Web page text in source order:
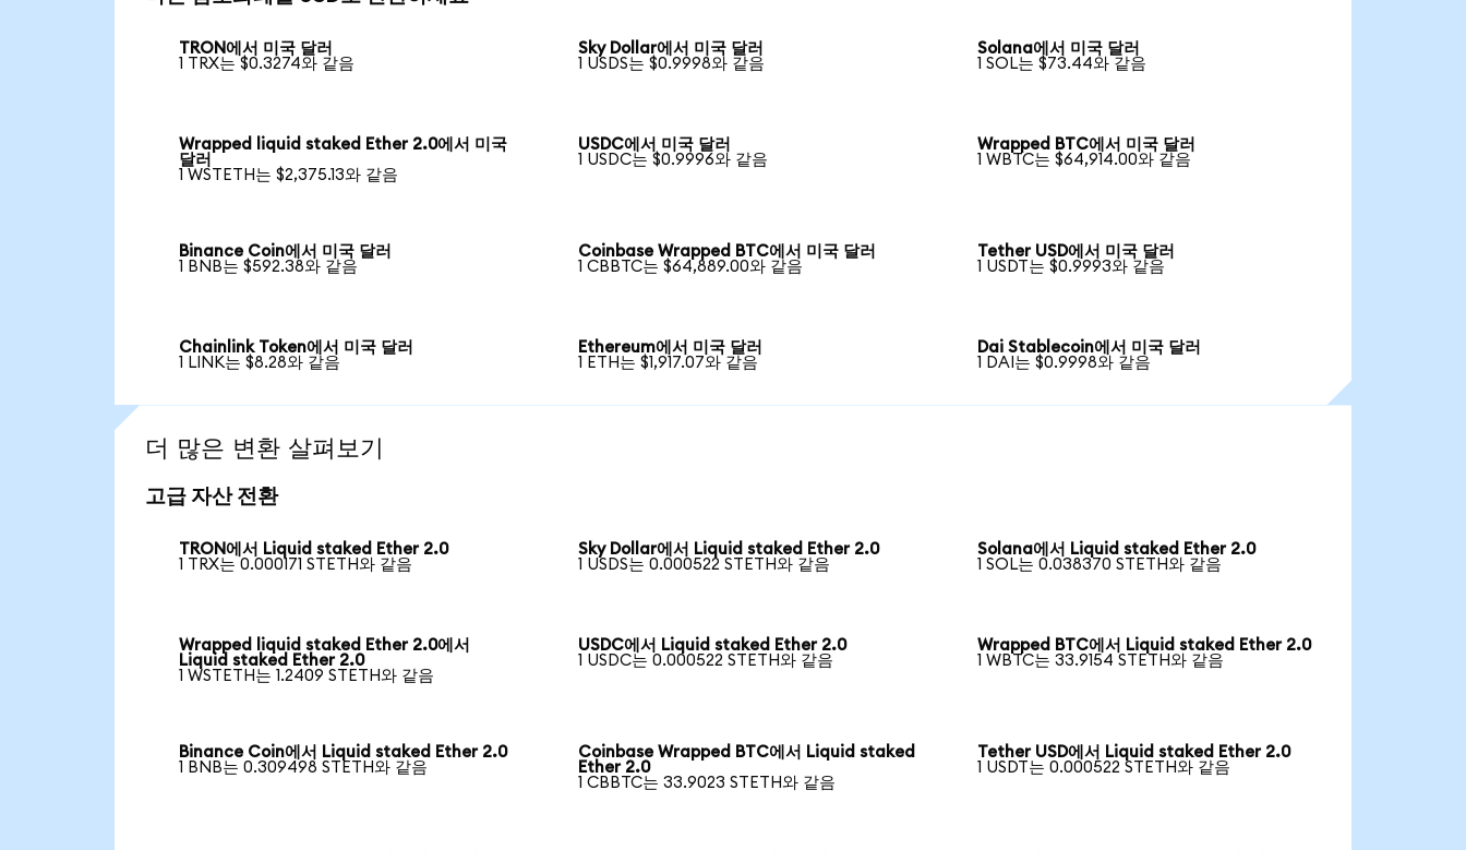
TRON에서 미국 달러
1 TRX는 $0.3274와 같음
Sky Dollar에서 미국 달러
1 USDS는 $0.9998와 같음
Solana에서 미국 달러
1 SOL는 $73.44와 같음
Wrapped liquid staked Ether 2.0에서 미국
달러
1 WSTETH는 $2,375.13와 같음
USDC에서 미국 달러
1 USDC는 $0.9996와 같음
Wrapped BTC에서 미국 달러
1 WBTC는 $64,914.00와 같음
Binance Coin에서 미국 달러
1 BNB는 $592.38와 같음
Coinbase Wrapped BTC에서 미국 달러
1 CBBTC는 $64,889.00와 같음
Tether USD에서 미국 달러
1 USDT는 $0.9993와 같음
Chainlink Token에서 미국 달러
1 LINK는 $8.28와 같음
Ethereum에서 미국 달러
1 ETH는 $1,917.07와 같음
Dai Stablecoin에서 미국 달러
1 DAI는 $0.9998와 같음
더 많은 변환 살펴보기
고급 자산 전환
TRON에서 Liquid staked Ether 2.0
1 TRX는 0.000171 STETH와 같음
Sky Dollar에서 Liquid staked Ether 2.0
1 USDS는 0.000522 STETH와 같음
Solana에서 Liquid staked Ether 2.0
1 SOL는 0.038370 STETH와 같음
Wrapped liquid staked Ether 2.0에서
Liquid staked Ether 2.0
1 WSTETH는 1.2409 STETH와 같음
USDC에서 Liquid staked Ether 2.0
1 USDC는 0.000522 STETH와 같음
Wrapped BTC에서 Liquid staked Ether 2.0
1 WBTC는 33.9154 STETH와 같음
Binance Coin에서 Liquid staked Ether 2.0
1 BNB는 0.309498 STETH와 같음
Coinbase Wrapped BTC에서 Liquid staked
Ether 2.0
1 CBBTC는 33.9023 STETH와 같음
Tether USD에서 Liquid staked Ether 2.0
1 USDT는 0.000522 STETH와 같음